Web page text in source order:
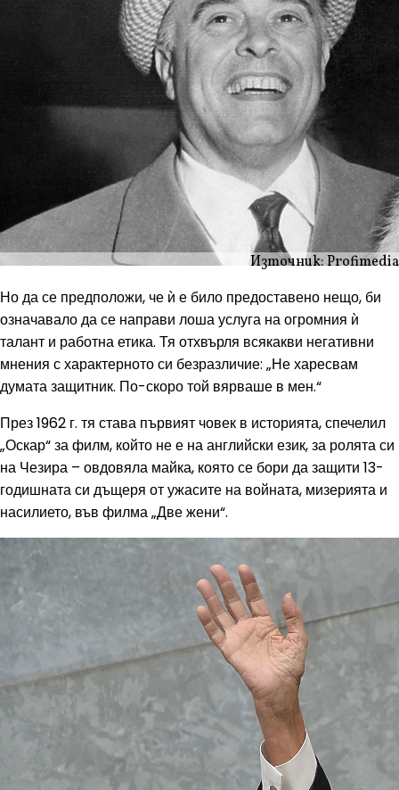
Източник: Profimedia
Но да се предположи, че ѝ е било предоставено нещо, би
означавало да се направи лоша услуга на огромния ѝ
талант и работна етика. Тя отхвърля всякакви негативни
мнения с характерното си безразличие: „Не харесвам
думата защитник. По-скоро той вярваше в мен.“
През 1962 г. тя става първият човек в историята, спечелил
„Оскар“ за филм, който не е на английски език, за ролята си
на Чезира – овдовяла майка, която се бори да защити 13-
годишната си дъщеря от ужасите на войната, мизерията и
насилието, във филма „Две жени“.